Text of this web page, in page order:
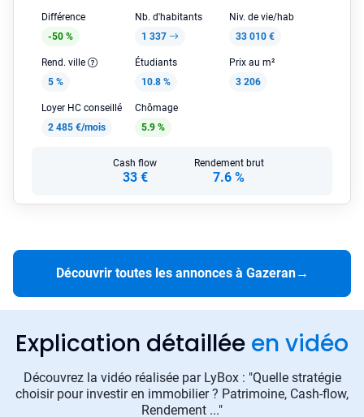
Différence
-50 %
Nb. d'habitants
1 337
Niv. de vie/hab
33 010 €
Rend. ville
5 %
Étudiants
10.8 %
Prix au m²
3 206
Loyer HC conseillé
2 485 €/mois
Chômage
5.9 %
Cash flow
33 €
Rendement brut
7.6 %
Découvrir toutes les annonces à Gazeran→
Explication détaillée en vidéo
Découvrez la vidéo réalisée par LyBox : "Quelle stratégie
choisir pour investir en immobilier ? Patrimoine, Cash-flow,
Rendement ..."